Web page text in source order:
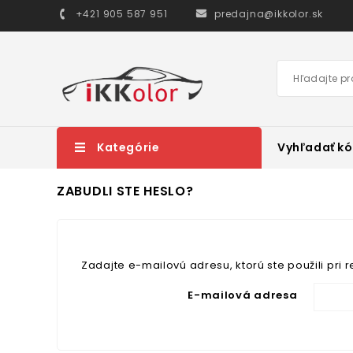
+421 905 587 951 predajna@ikkolor.sk
Kategórie Vyhľadať
ZABUDLI STE HESLO?
Zadajte e-mailovú adresu, ktorú ste použili pri
E-mailová adresa